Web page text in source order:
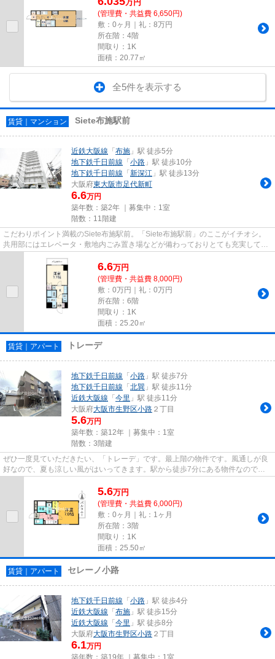
万円
(管理費・共益費 6,650円)
敷：0ヶ月｜礼：8万円
所在階：4階
間取り：1K
面積：20.77㎡
全5件を表示する
賃貸｜マンション Siete布施駅前
近鉄大阪線 「布施 」駅 徒歩5分
地下鉄千日前線 「小路 」駅 徒歩10分
地下鉄千日前線 「新深江 」駅 徒歩13分
大阪府東大阪市足代新町
6.6万円
築年数：築2年 ｜募集中： 1室
階数：11階建
こだわりポイント満載のSiete布施駅前。「Siete布施駅前」のここがイチオシ。
共用部にはエレベータ・敷地内ごみ置き場などが備わっておりとても充実してい
ます。地上11階建てで景色も...
6.6万円
(管理費・共益費 8,000円)
敷：0万円｜礼：0万円
所在階：6階
間取り：1K
面積：25.20㎡
賃貸｜アパート トレーデ
地下鉄千日前線 「小路 」駅 徒歩7分
地下鉄千日前線 「北巽 」駅 徒歩11分
近鉄大阪線 「今里 」駅 徒歩11分
大阪府大阪市生野区小路 ２丁目
5.6万円
築年数：築12年 ｜募集中： 1室
階数：3階建
ぜひ一度見ていただきたい、「トレーデ」です。最上階の物件です。風通しが良
好なので、夏も涼しい風がはいってきます。駅から徒歩7分にある物件なので、
電車利用が多い方にオススメで...
5.6万円
(管理費・共益費 6,000円)
敷：0ヶ月｜礼：1ヶ月
所在階：3階
間取り：1K
面積：25.50㎡
賃貸｜アパート セレーノ小路
地下鉄千日前線 「小路 」駅 徒歩4分
近鉄大阪線 「布施 」駅 徒歩15分
近鉄大阪線 「今里 」駅 徒歩8分
大阪府大阪市生野区小路 ２丁目
6.1万円
築年数：築19年 ｜募集中： 1室